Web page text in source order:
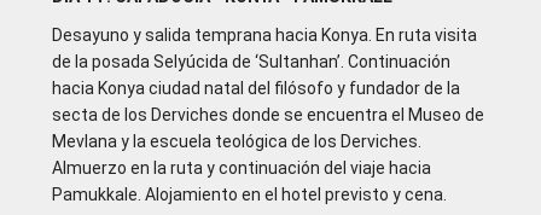
Desayuno y salida temprana hacia Konya. En ruta visita
de la posada Selyúcida de ‘Sultanhan’. Continuación
hacia Konya ciudad natal del filósofo y fundador de la
secta de los Derviches donde se encuentra el Museo de
Mevlana y la escuela teológica de los Derviches.
Almuerzo en la ruta y continuación del viaje hacia
Pamukkale. Alojamiento en el hotel previsto y cena.